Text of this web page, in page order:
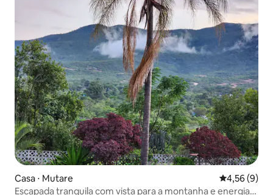
Casa ⋅ Mutare 4,56 de uma
4,56 (9)
Escapada tranquila com vista para a montanha e energia